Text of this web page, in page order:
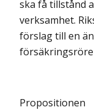
ska få tillstånd
verksamhet.
förslag till en
Propositionen